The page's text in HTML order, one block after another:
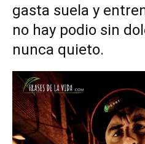
gasta suela y
no hay podio sin
nunca quieto.